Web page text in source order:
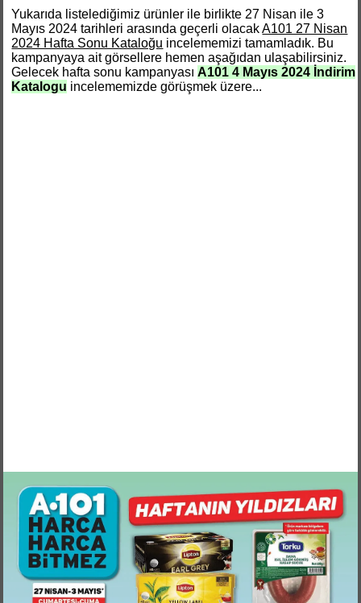
Yukarıda listelediğimiz ürünler ile birlikte 27 Nisan ile 3
Mayıs 2024 tarihleri arasında geçerli olacakA101 27 Nisan
2024 Hafta Sonu Kataloğu incelememizi tamamladık. Bu
kampanyaya ait görsellere hemen aşağıdan ulaşabilirsiniz.
Gelecek hafta sonu kampanyasıA101 4 Mayıs 2024 İndirim
Katalogu incelememizde görüşmek üzere...